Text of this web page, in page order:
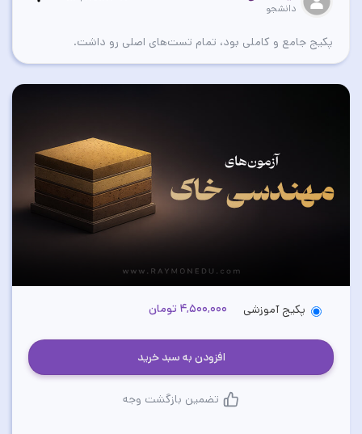
دانشجو
پکیج جامع و کاملی بود، تمام تست‌های اصلی رو داشت.
پکیج آموزشی 4,500,000 تومان
افزودن به سبد خرید
تضمین بازگشت وجه